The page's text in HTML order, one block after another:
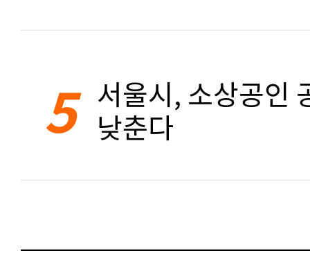
5 서울시, 소상공인
낮춘다